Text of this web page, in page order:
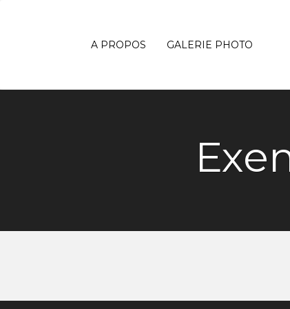
A PROPOS GALERIE PHOTO